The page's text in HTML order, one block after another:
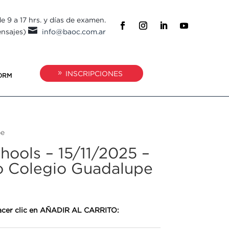
a 17 hrs. y días de examen.
 info@baoc.com.ar
INSCRIPCIONES
– 15/11/2025 –
Colegio Guadalupe
clic en AÑADIR AL CARRITO: